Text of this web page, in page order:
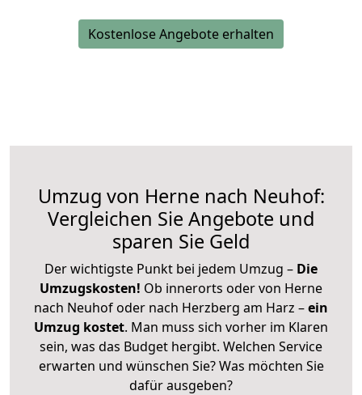
Kostenlose Angebote erhalten
Umzug von Herne nach Neuhof:
Vergleichen Sie Angebote und
sparen Sie Geld
Der wichtigste Punkt bei jedem Umzug – Die
Umzugskosten! Ob innerorts oder von Herne
nach Neuhof oder nach Herzberg am Harz –ein
Umzug kostet. Man muss sich vorher im Klaren
sein, was das Budget hergibt. Welchen Service
erwarten und wünschen Sie? Was möchten Sie
dafür ausgeben?